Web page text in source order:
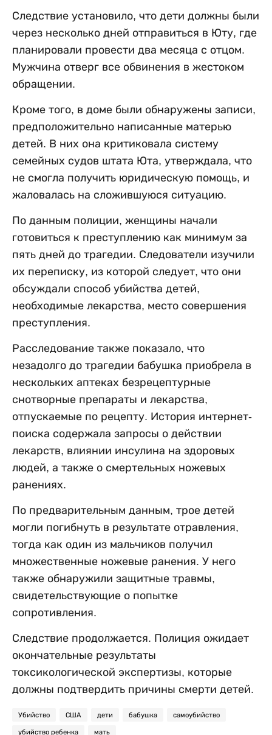
Следствие установило, что дети должны были
через несколько дней отправиться в Юту, где
планировали провести два месяца с отцом.
Мужчина отверг все обвинения в жестоком
обращении.
Кроме того, в доме были обнаружены записи,
предположительно написанные матерью
детей. В них она критиковала систему
семейных судов штата Юта, утверждала, что
не смогла получить юридическую помощь, и
жаловалась на сложившуюся ситуацию.
По данным полиции, женщины начали
готовиться к преступлению как минимум за
пять дней до трагедии. Следователи изучили
их переписку, из которой следует, что они
обсуждали способ убийства детей,
необходимые лекарства, место совершения
преступления.
Расследование также показало, что
незадолго до трагедии бабушка приобрела в
нескольких аптеках безрецептурные
снотворные препараты и лекарства,
отпускаемые по рецепту. История интернет-
поиска содержала запросы о действии
лекарств, влиянии инсулина на здоровых
людей, а также о смертельных ножевых
ранениях.
По предварительным данным, трое детей
могли погибнуть в результате отравления,
тогда как один из мальчиков получил
множественные ножевые ранения. У него
также обнаружили защитные травмы,
свидетельствующие о попытке
сопротивления.
Следствие продолжается. Полиция ожидает
окончательные результаты
токсикологической экспертизы, которые
должны подтвердить причины смерти детей.
Убийство США дети бабушка самоубийство
убийство ребенка мать